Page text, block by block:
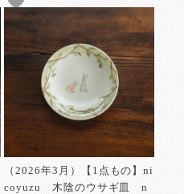
（2026年3月）【1点もの】ni
coyuzu 木陰のウサギ皿 n